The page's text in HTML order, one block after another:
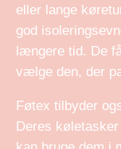
eller lange
god
længere tid. De
vælge den, der
Føtex tilbyder
Deres